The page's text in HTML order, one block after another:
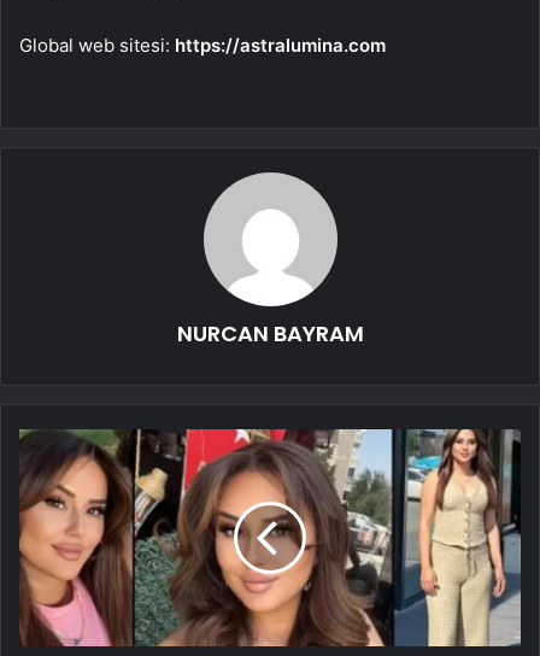
Global web sitesi: https://astralumina.com
NURCAN BAYRAM